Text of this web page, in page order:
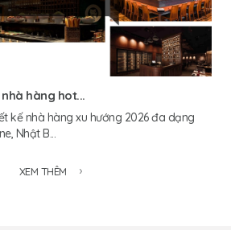
hàng hot...
kế nhà hàng xu hướng 2026 đa dạng
Nhật B...
XEM THÊM